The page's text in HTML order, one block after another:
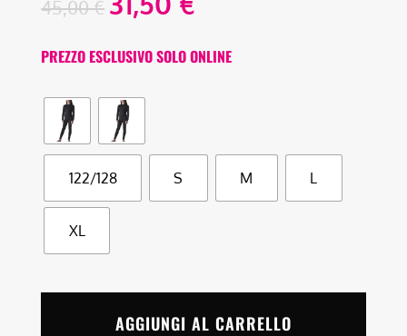
45,00€
PREZZO ESCLUSIVO SOLO ONLINE
122/128 S M L
XL
AGGIUNGI AL CARRELLO